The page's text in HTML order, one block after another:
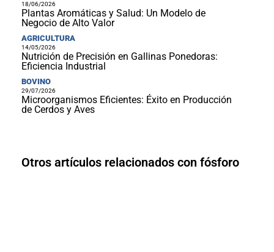
18/06/2026
Plantas Aromáticas y Salud: Un Modelo de
Negocio de Alto Valor
AGRICULTURA
14/05/2026
Nutrición de Precisión en Gallinas Ponedoras:
Eficiencia Industrial
BOVINO
29/07/2026
Microorganismos Eficientes: Éxito en Producción
de Cerdos y Aves
Otros artículos relacionados con fósforo